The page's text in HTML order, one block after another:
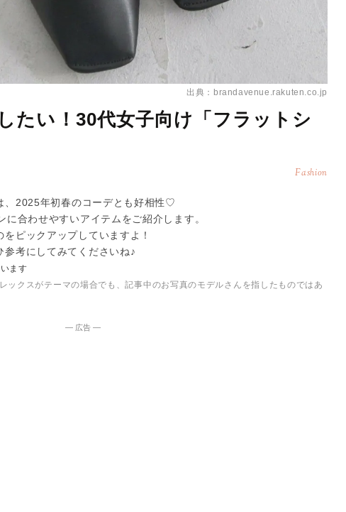
出典：brandavenue.rakuten.co.jp
たい！30代女子向け「フラットシ
Fashion
、2025年初春のコーデとも好相性♡
合わせやすいアイテムをご紹介します。
ピックアップしていますよ！
考にしてみてくださいね♪
ます
ックスがテーマの場合でも、記事中のお写真のモデルさんを指したものではあ
― 広告 ―